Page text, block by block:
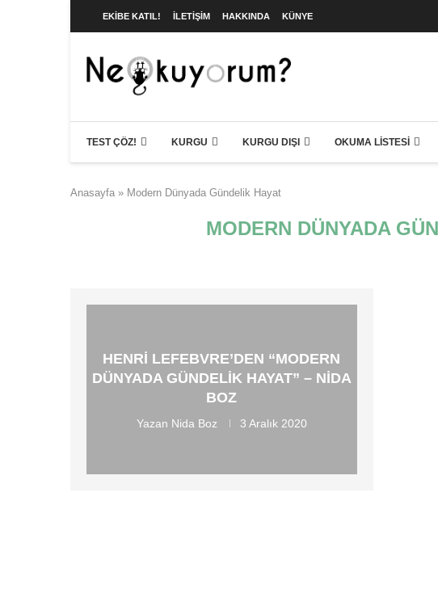
EKIBE KATIL! İLETIŞIM HAKKINDA KÜNYE
TEST ÇÖZ! KURGU KURGU DIŞI OKUMA LISTESI
Anasayfa » Modern Dünyada Gündelik Hayat
MODERN DÜNYADA
HENRI LEFEBVRE’DEN “MODERN
DÜNYADA GÜNDELIK HAYAT” – NIDA
BOZ
Yazan Nida Boz 3 Aralık 2020